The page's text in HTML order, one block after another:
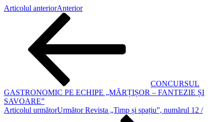
Articolul anteriorAnterior
CONCURSUL
GASTRONOMIC PE ECHIPE „MĂRȚIȘOR – FANTEZIE ȘI
SAVOARE”
Articolul următorUrmător Revista „Timp și spațiu”, numărul 12 /